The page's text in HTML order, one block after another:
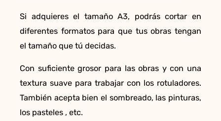
Si adquieres el tamaño A3, podrás cortar en
diferentes formatos para que tus obras tengan
el tamaño que tú decidas.
Con suficiente grosor para las obras y con una
textura suave para trabajar con los rotuladores.
También acepta bien el sombreado, las pinturas,
los pasteles , etc.